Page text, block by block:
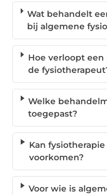
Wat behandelt
bij algemene
Hoe verloopt
de
Welke
toegepast?
Kan
voorkomen?
Voor wie is